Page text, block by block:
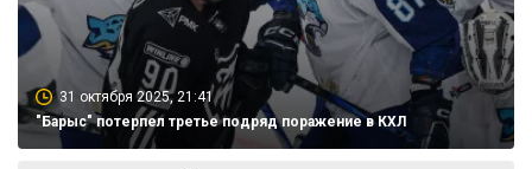
31 октября 2025, 21:41
"Барыс" потерпел третье подряд поражение в КХЛ